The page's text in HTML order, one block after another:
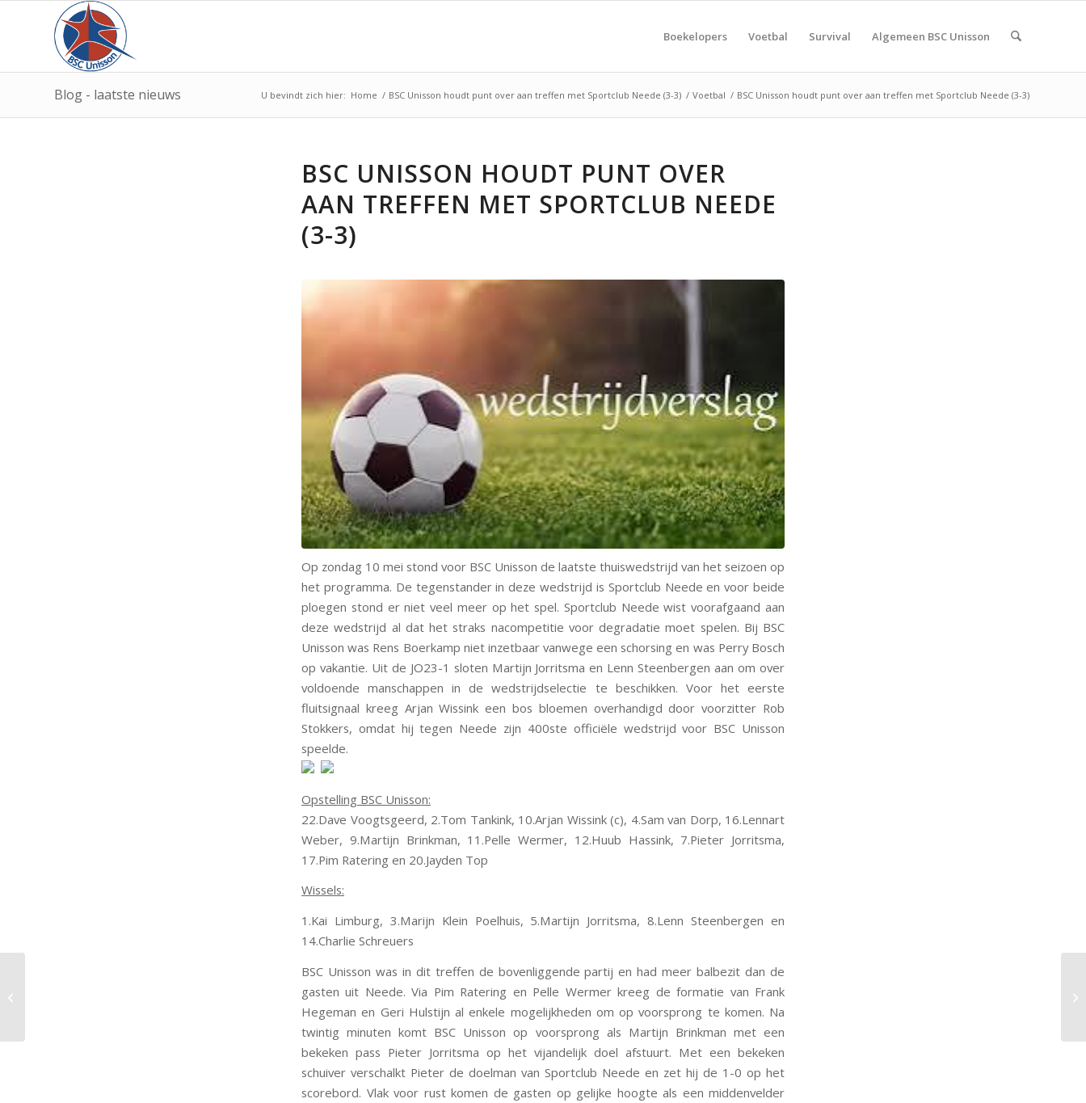
Boekelopers Voetbal Survival Algemeen BSC Unisson
Blog - laatste nieuws U bevindt zich hier: Home / BSC Unisson houdt punt over aan treffen met Sportclub Neede (3-3) / Voetbal / BSC Unisson houdt punt over aan treffen met Sportclub Neede (3-3)
BSC UNISSON HOUDT PUNT OVER
AAN TREFFEN MET SPORTCLUB NEEDE
(3-3)
Op zondag 10 mei stond voor BSC Unisson de laatste thuiswedstrijd van het seizoen op
het programma. De tegenstander in deze wedstrijd is Sportclub Neede en voor beide
ploegen stond er niet veel meer op het spel. Sportclub Neede wist voorafgaand aan
deze wedstrijd al dat het straks nacompetitie voor degradatie moet spelen. Bij BSC
Unisson was Rens Boerkamp niet inzetbaar vanwege een schorsing en was Perry Bosch
op vakantie. Uit de JO23-1 sloten Martijn Jorritsma en Lenn Steenbergen aan om over
voldoende manschappen in de wedstrijdselectie te beschikken. Voor het eerste
fluitsignaal kreeg Arjan Wissink een bos bloemen overhandigd door voorzitter Rob
Stokkers, omdat hij tegen Neede zijn 400ste officiële wedstrijd voor BSC Unisson
speelde.
Opstelling BSC Unisson:
22.Dave Voogtsgeerd, 2.Tom Tankink, 10.Arjan Wissink (c), 4.Sam van Dorp, 16.Lennart
Weber, 9.Martijn Brinkman, 11.Pelle Wermer, 12.Huub Hassink, 7.Pieter Jorritsma,
17.Pim Ratering en 20.Jayden Top
Wissels:
1.Kai Limburg, 3.Marijn Klein Poelhuis, 5.Martijn Jorritsma, 8.Lenn Steenbergen en
14.Charlie Schreuers
BSC Unisson was in dit treffen de bovenliggende partij en had meer balbezit dan de
gasten uit Neede. Via Pim Ratering en Pelle Wermer kreeg de formatie van Frank
Hegeman en Geri Hulstijn al enkele mogelijkheden om op voorsprong te komen. Na
twintig minuten komt BSC Unisson op voorsprong als Martijn Brinkman met een
bekeken pass Pieter Jorritsma op het vijandelijk doel afstuurt. Met een bekeken
schuiver verschalkt Pieter de doelman van Sportclub Neede en zet hij de 1-0 op het
scorebord. Vlak voor rust komen de gasten op gelijke hoogte als een middenvelder